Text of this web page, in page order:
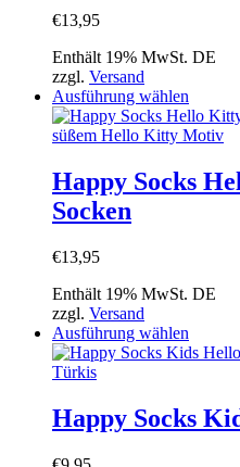
der
werden
€13,95
Enthält 19% MwSt. DE
zzgl. Versand
Ausführung wählen
weist
auf.
der
werden
Happy Socks
Socken
€13,95
Enthält 19% MwSt. DE
zzgl. Versand
Ausführung wählen
Produkt
auf.
Happy Socks